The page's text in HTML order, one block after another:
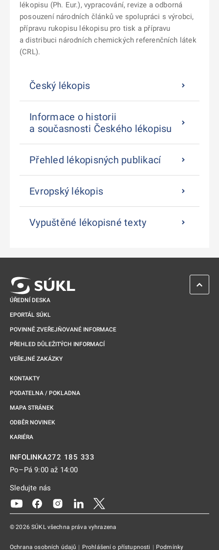
lékopisu (Ph. Eur.), vypracování, revize a odborná
posouzení národních článků ve spolupráci s výrobci,
přípravu rukopisu lékopisu pro tisk a přípravu
a distribuci národních chemických referenčních látek
(CRL).
Český lékopis
Informace o historii
a současnosti Českého lékopisu
Přehled lékopisných publikací
Evropský lékopis
Vypuštěné lékopisné texty
ÚŘEDNÍ DESKA
EPORTÁL SÚKL
POVINNĚ ZVEŘEJŇOVANÉ INFORMACE
PŘEHLED DŮLEŽITÝCH INFORMACÍ
VEŘEJNÉ ZAKÁZKY
KONTAKTY
PODATELNA / POKLADNA
MAPA STRÁNEK
ODBĚR NOVINEK
KARIÉRA
INFOLINKA272 185 333
Po–Pá 9:00 až 14:00
Sledujte nás
Odkaz se otevře na nové kartě
Odkaz se otevře na nové kartě
Odkaz se otevře na nové kartě
Odkaz se otevře na nové kartě
© 2026 SÚKL všechna práva vyhrazena
Ochrana osobních údajů | Prohlášení o přístupnosti | Podmínky
ZPĚT